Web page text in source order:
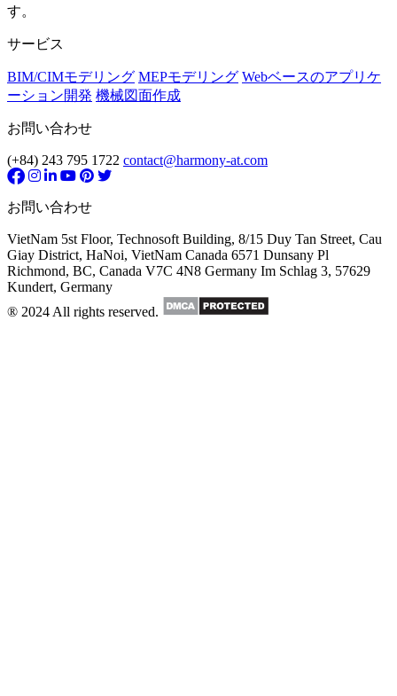
す。
サービス
BIM/CIMモデリング MEPモデリング Webベースのアプリケ
ーション開発 機械図面作成
お問い合わせ
(+84) 243 795 1722 contact@harmony-at.com
お問い合わせ
VietNam 5st Floor, Technosoft Building, 8/15 Duy Tan Street, Cau
Giay District, HaNoi, VietNam Canada 6571 Dunsany Pl
Richmond, BC, Canada V7C 4N8 Germany Im Schlag 3, 57629
Kundert, Germany
® 2024 All rights reserved.